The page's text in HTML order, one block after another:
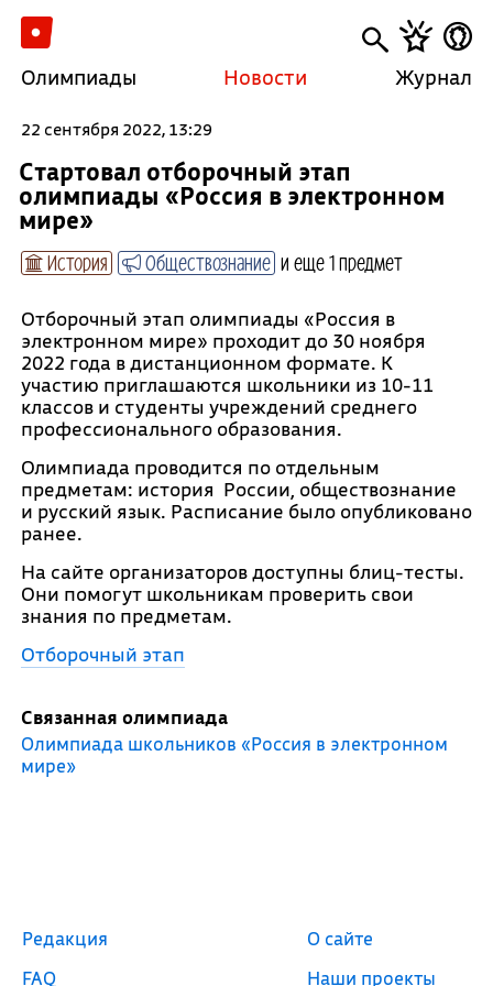
Олимпиады Новости Журнал
22 сентября 2022, 13:29
Стартовал отборочный этап
олимпиады «Россия в электронном
мире»
История Обществознание и еще 1 предмет
Отборочный этап олимпиады «Россия в
электронном мире» проходит до 30 ноября
2022 года в дистанционном формате. К
участию приглашаются школьники из 10-11
классов и студенты учреждений среднего
профессионального образования.
Олимпиада проводится по отдельным
предметам: история России, обществознание
и русский язык. Расписание было опубликовано
ранее.
На сайте организаторов доступны блиц-тесты.
Они помогут школьникам проверить свои
знания по предметам.
Отборочный этап
Связанная олимпиада
Олимпиада школьников «Россия в электронном
мире»
Редакция
FAQ
О сайте
Наши проекты